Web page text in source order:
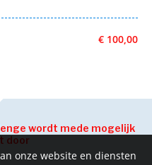
€ 100,00
wordt mede mogelijk
door
onze website en diensten